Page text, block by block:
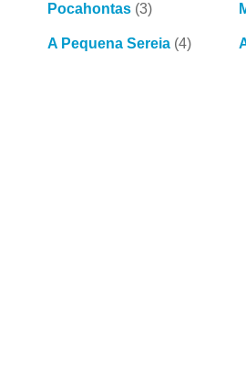
Pocahontas (3)
A Pequena Sereia (4)